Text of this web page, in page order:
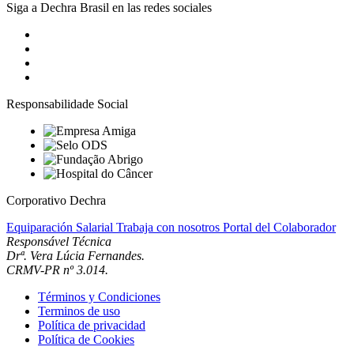
Siga a Dechra Brasil en las redes sociales
Responsabilidade Social
Corporativo Dechra
Equiparación Salarial Trabaja con nosotros Portal del Colaborador
Responsável Técnica
Drª. Vera Lúcia Fernandes.
CRMV-PR nº 3.014.
Términos y Condiciones
Terminos de uso
Política de privacidad
Política de Cookies